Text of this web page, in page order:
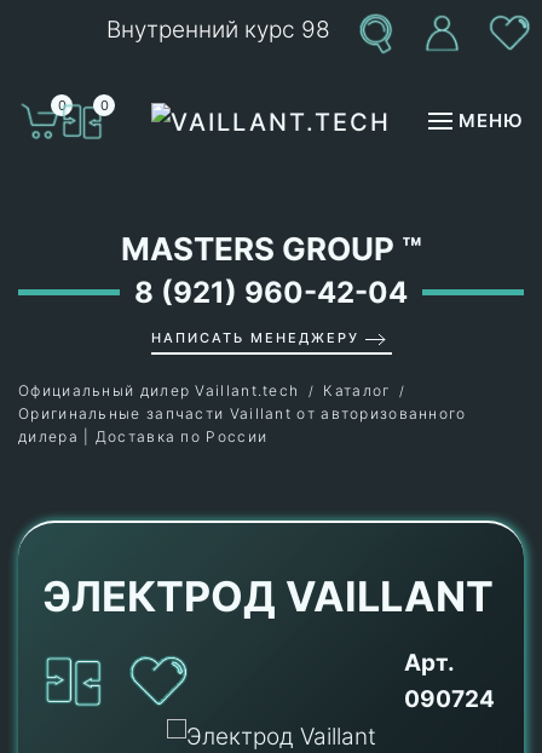
Внутренний курс 98
0 0
МЕНЮ
MASTERS GROUP ™
8 (921) 960-42-04
НАПИСАТЬ МЕНЕДЖЕРУ
Официальный дилер Vaillant.tech
Каталог
Оригинальные запчасти Vaillant от авторизованного
дилера | Доставка по России
ЭЛЕКТРОД VAILLANT
Арт.
090724